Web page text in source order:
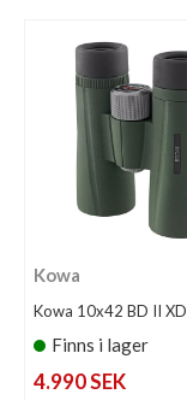
Kowa
Kowa 10x42 BD II XD
Finns i lager
4.990 SEK